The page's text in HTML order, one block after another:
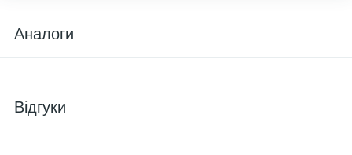
Аналоги
Відгуки